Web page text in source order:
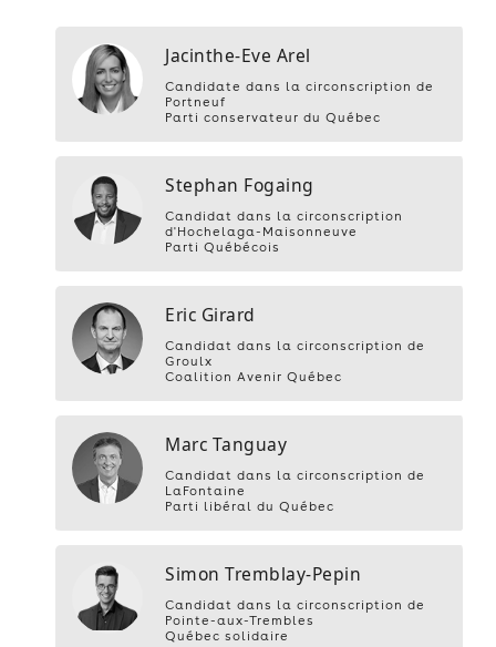
Jacinthe-Eve Arel
Candidate dans la circonscription de
Portneuf
Parti conservateur du Québec
Stephan Fogaing
Candidat dans la circonscription
d'Hochelaga-Maisonneuve
Parti Québécois
Eric Girard
Candidat dans la circonscription de
Groulx
Coalition Avenir Québec
Marc Tanguay
Candidat dans la circonscription de
LaFontaine
Parti libéral du Québec
Simon Tremblay-Pepin
Candidat dans la circonscription de
Pointe-aux-Trembles
Québec solidaire